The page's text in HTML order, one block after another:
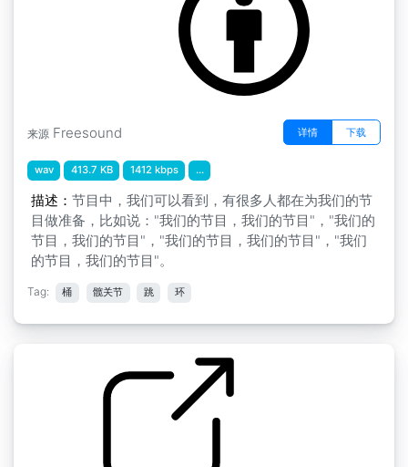
来源 Freesound 详情 下载
wav 413.7 KB 1412 kbps ...
描述： 节目中，我们可以看到，有很多人都在为我们的节
目做准备，比如说："我们的节目，我们的节目"，"我们的
节目，我们的节目"，"我们的节目，我们的节目"，"我们
的节目，我们的节目"。
Tag: 桶 髋关节 跳 环